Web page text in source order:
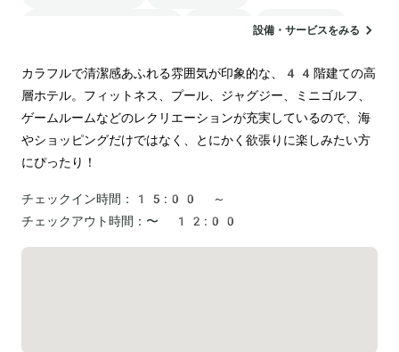
ランドリー
設備・サービスをみる
カラフルで清潔感あふれる雰囲気が印象的な、44階建ての高
層ホテル。フィットネス、プール、ジャグジー、ミニゴルフ、
ゲームルームなどのレクリエーションが充実しているので、海
やショッピングだけではなく、とにかく欲張りに楽しみたい方
にぴったり！
チェックイン時間：
15:00 ～
チェックアウト時間： 〜 12:00